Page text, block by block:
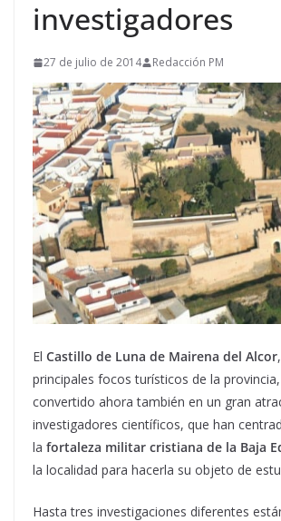
investigadores
27 de julio de 2014 Redacción PM
El Castillo de Luna de Mairena del Alcor
principales focos turísticos de la
convertido ahora también en un gran
investigadores científicos, que han
la fortaleza militar cristiana de la Baja
la localidad para hacerla su objeto de
Hasta tres investigaciones diferentes